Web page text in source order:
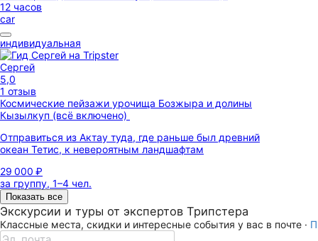
12 часов
car
индивидуальная
Сергей
5,0
1 отзыв
Космические пейзажи урочища Бозжыра и долины
Кызылкуп (всё включено)
Отправиться из Актау туда, где раньше был древний
океан Тетис, к невероятным ландшафтам
29 000 ₽
за группу, 1–4 чел.
Показать все
Экскурсии и туры от экспертов Трипстера
Классные места, скидки и интересные события у вас в почте ·